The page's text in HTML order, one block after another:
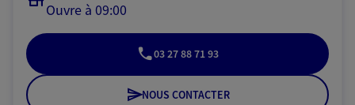
Ouvre à 09:00
03 27 88 71 93
NOUS CONTACTER